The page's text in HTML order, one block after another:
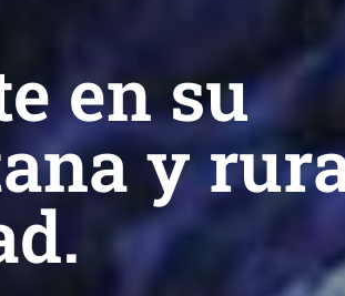
en su
y